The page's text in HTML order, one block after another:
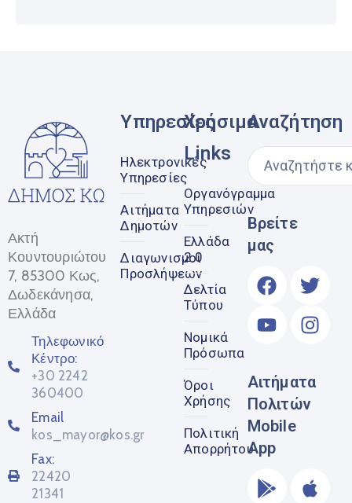
Ακτή
Κουντουριώτου
7, 85300 Κως,
Δωδεκάνησα,
Ελλάδα
Τηλεφωνικό
Κέντρο:
+30 2242
360400
Email
kos_mayor@kos.gr
Fax:
22420
21341
Υπηρεσίες
Ηλεκτρονικές
Υπηρεσίες
Αιτήματα
Δημοτών
Διαγωνισμοί
Προσλήψεων
Χρήσιμα
Links
Οργανόγραμμα
Υπηρεσιών
Ελλάδα
2.0
Δελτία
Τύπου
Νομικά
Πρόσωπα
Όροι
Χρήσης
Πολιτική
Απορρήτου
Αναζήτηση
Βρείτε
μας
Αιτήματα
Πολιτών
Mobile
App